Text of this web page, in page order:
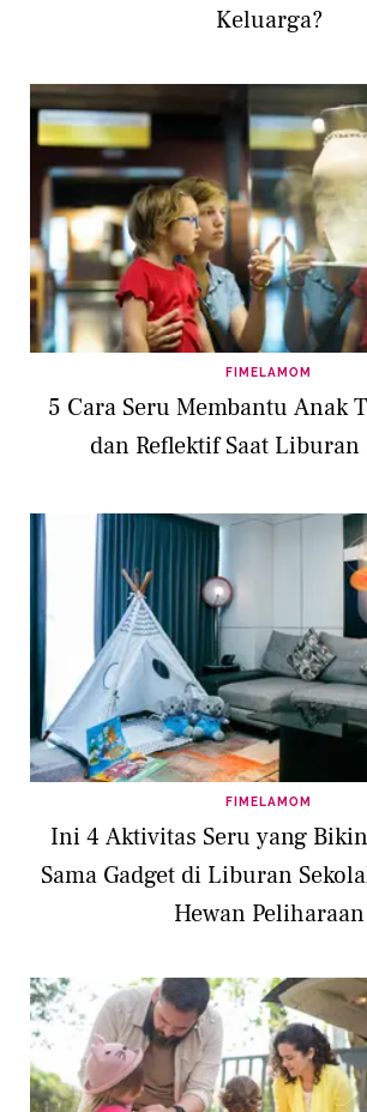
Keluarga?
FIMELAMOM
5 Cara Seru Membantu Anak
dan Reflektif Saat Liburan
FIMELAMOM
Ini 4 Aktivitas Seru yang
Sama Gadget di Liburan
Hewan Peliharaan